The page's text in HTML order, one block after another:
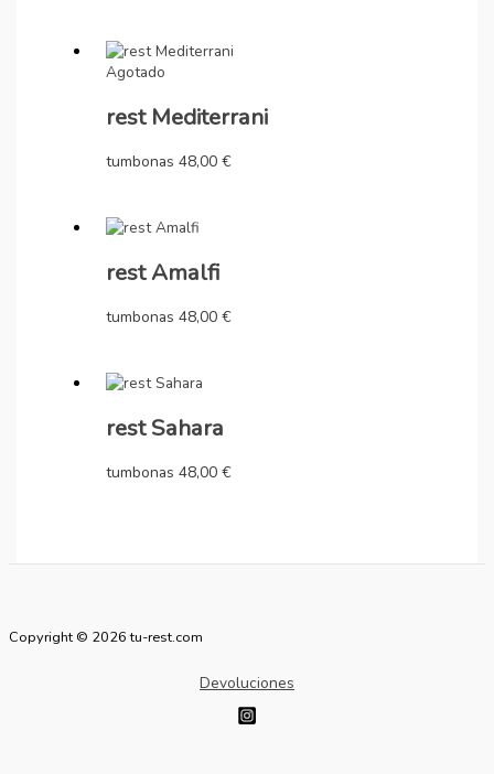
Agotado
rest Mediterrani
tumbonas48,00€
rest Amalfi
tumbonas48,00€
rest Sahara
tumbonas48,00€
Copyright © 2026 tu-rest.com
Devoluciones